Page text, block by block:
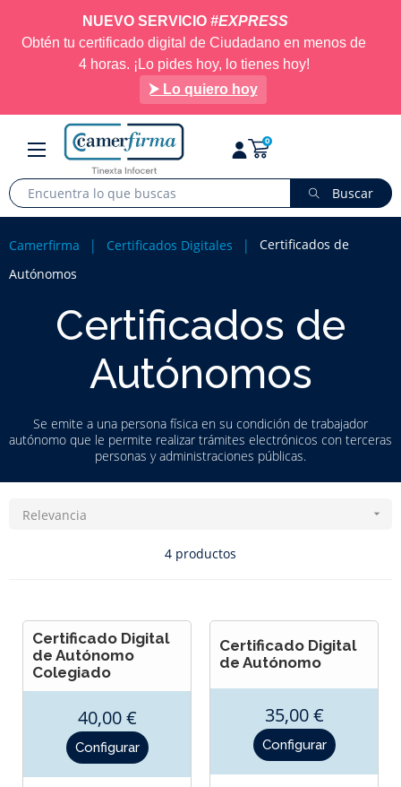
NUEVO SERVICIO #EXPRESS
Obtén tu certificado digital de Ciudadano en menos de
4 horas. ¡Lo pides hoy, lo tienes hoy!
⮞ Lo quiero hoy
Navegación
de
palanca
☰ 0
Buscar
Camerfirma Certificados Digitales
Certificados de
Autónomos
Certificados de
Autónomos
Se emite a una persona física en su condición de trabajador
autónomo que le permite realizar trámites electrónicos con terceras
personas y administraciones públicas.
Relevancia 
4 productos
Certificado Digital
de Autónomo
Colegiado
Precio
40,00 €
Configurar
Certificado Digital
de Autónomo
Precio
35,00 €
Configurar